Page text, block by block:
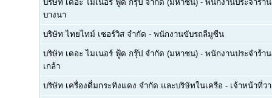
บริษัท เดอะ ไมเนอร์ ฟู้ด กรุ๊ป จำกัด (มหาชน) - พนักงานประจำร้า
บางนา
บริษัท ไทยไทม์ เซอร์วิส จำกัด - พนักงานขับรถลีมูซีน
บริษัท เดอะ ไมเนอร์ ฟู้ด กรุ๊ป จำกัด (มหาชน) - พนักงานประจำร้า
เกล้า
บริษัท เครื่องดื่มกระทิงแดง จำกัด และบริษัทในเครือ - เจ้าหน้าที่ว